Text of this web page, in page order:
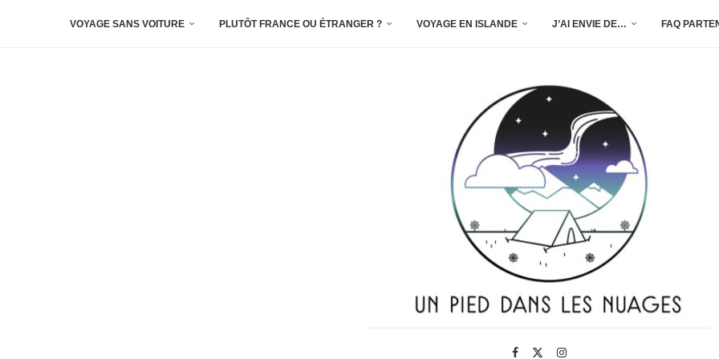
VOYAGE SANS VOITURE PLUTÔT FRANCE OU ÉTRANGER ? VOYAGE EN ISLANDE J’AI ENVIE DE… FAQ